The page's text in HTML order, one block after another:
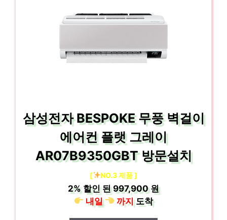
삼성전자 BESPOKE 무풍 벽걸이
에어컨 플랫 그레이
AR07B9350GBT 방문설치
[ NO.3 제품 ]
2% 할인 된997,900 원
내일
까지도착